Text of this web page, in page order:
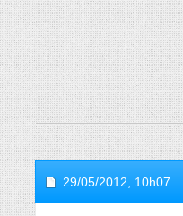
29/05/2012, 10h07